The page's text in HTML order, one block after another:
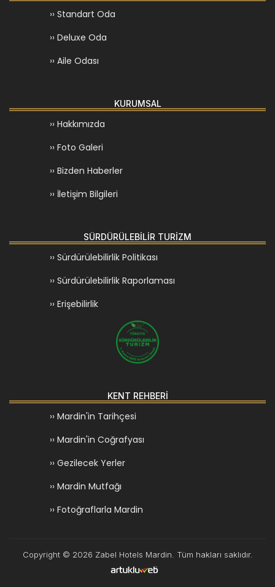
›› Standart Oda
›› Deluxe Oda
›› Aile Odası
KURUMSAL
›› Hakkımızda
›› Foto Galeri
›› Bizden Haberler
›› İletişim Bilgileri
SÜRDÜRÜLEBİLİR TURİZM
›› Sürdürülebilirlik Politikası
›› Sürdürülebilirlik Raporlaması
›› Erişebilirlik
KENT REHBERİ
›› Mardin'in Tarihçesi
›› Mardin'in Coğrafyası
›› Gezilecek Yerler
›› Mardin Mutfağı
›› Fotoğraflarla Mardin
Copyright © 2026 Zabel Hotels Mardin. Tüm hakları saklıdır.